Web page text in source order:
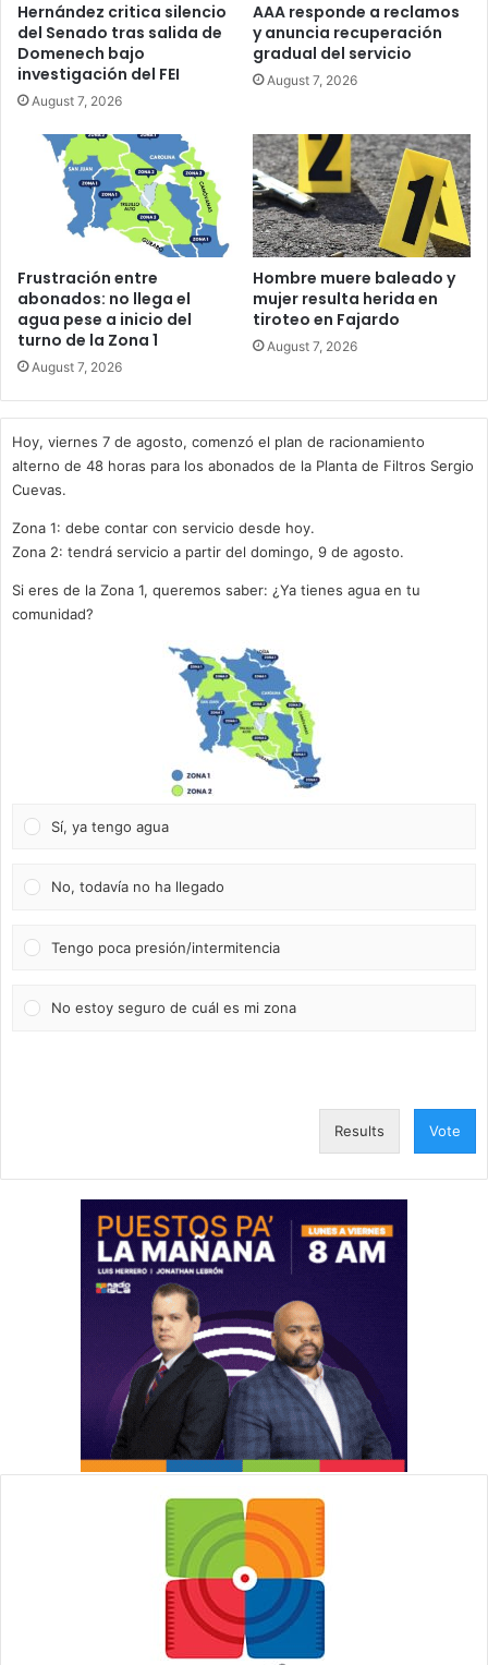
Hernández critica silencio
del Senado tras salida de
Domenech bajo
investigación del FEI
August 7, 2026
AAA responde a reclamos
y anuncia recuperación
gradual del servicio
August 7, 2026
Frustración entre
abonados: no llega el
agua pese a inicio del
turno de la Zona 1
August 7, 2026
Hombre muere baleado y
mujer resulta herida en
tiroteo en Fajardo
August 7, 2026
Hoy, viernes 7 de agosto, comenzó el plan de racionamiento
alterno de 48 horas para los abonados de la Planta de Filtros Sergio
Cuevas.
Zona 1: debe contar con servicio desde hoy.
Zona 2: tendrá servicio a partir del domingo, 9 de agosto.
Si eres de la Zona 1, queremos saber: ¿Ya tienes agua en tu
comunidad?
Sí, ya tengo agua
No, todavía no ha llegado
Tengo poca presión/intermitencia
No estoy seguro de cuál es mi zona
Results Vote